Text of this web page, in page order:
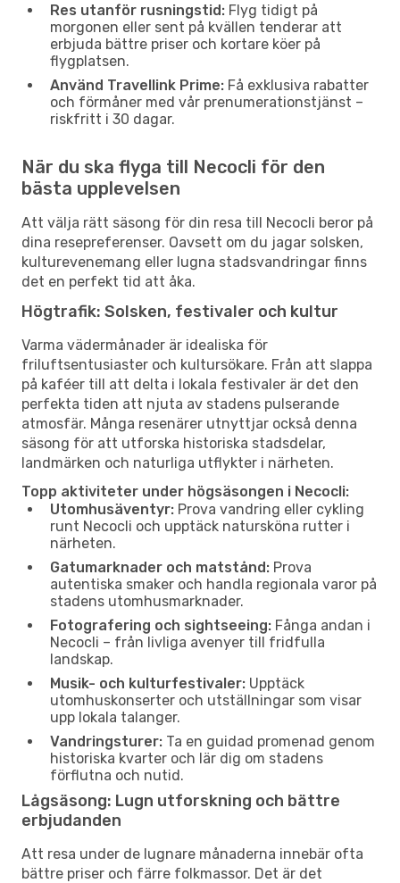
Res utanför rusningstid: Flyg tidigt på
morgonen eller sent på kvällen tenderar att
erbjuda bättre priser och kortare köer på
flygplatsen.
Använd Travellink Prime: Få exklusiva rabatter
och förmåner med vår prenumerationstjänst –
riskfritt i 30 dagar.
När du ska flyga till Necocli för den
bästa upplevelsen
Att välja rätt säsong för din resa till Necocli beror på
dina resepreferenser. Oavsett om du jagar solsken,
kulturevenemang eller lugna stadsvandringar finns
det en perfekt tid att åka.
Högtrafik: Solsken, festivaler och kultur
Varma vädermånader är idealiska för
friluftsentusiaster och kultursökare. Från att slappa
på kaféer till att delta i lokala festivaler är det den
perfekta tiden att njuta av stadens pulserande
atmosfär. Många resenärer utnyttjar också denna
säsong för att utforska historiska stadsdelar,
landmärken och naturliga utflykter i närheten.
Topp aktiviteter under högsäsongen i Necocli:
Utomhusäventyr: Prova vandring eller cykling
runt Necocli och upptäck natursköna rutter i
närheten.
Gatumarknader och matstånd: Prova
autentiska smaker och handla regionala varor på
stadens utomhusmarknader.
Fotografering och sightseeing: Fånga andan i
Necocli – från livliga avenyer till fridfulla
landskap.
Musik- och kulturfestivaler: Upptäck
utomhuskonserter och utställningar som visar
upp lokala talanger.
Vandringsturer: Ta en guidad promenad genom
historiska kvarter och lär dig om stadens
förflutna och nutid.
Lågsäsong: Lugn utforskning och bättre
erbjudanden
Att resa under de lugnare månaderna innebär ofta
bättre priser och färre folkmassor. Det är det